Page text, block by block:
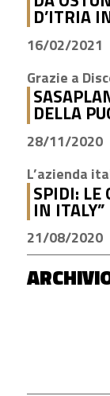
D’ITRIA
16/02/2021
DELLA
28/11/2020
SPIDI: LE
IN ITALY”
21/08/2020